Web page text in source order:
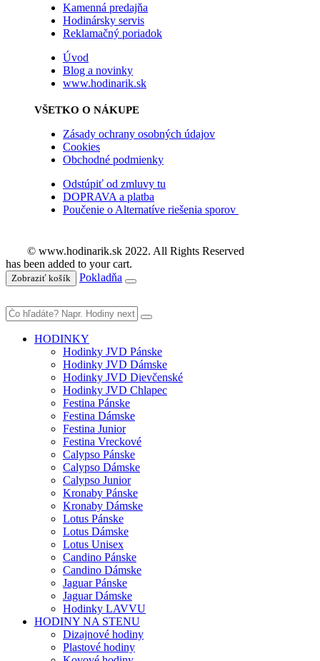
Kamenná predajňa
Hodinársky servis
Reklamačný poriadok
Úvod
Blog a novinky
www.hodinarik.sk
VŠETKO O NÁKUPE
Zásady ochrany osobných údajov
Cookies
Obchodné podmienky
Odstúpiť od zmluvy tu
DOPRAVA a platba
Poučenie o Alternatíve riešenia sporov
© www.hodinarik.sk 2022. All Rights Reserved
has been added to your cart.
Zobraziť košík Pokladňa
HODINKY
Hodinky JVD Pánske
Hodinky JVD Dámske
Hodinky JVD Dievčenské
Hodinky JVD Chlapec
Festina Pánske
Festina Dámske
Festina Junior
Festina Vreckové
Calypso Pánske
Calypso Dámske
Calypso Junior
Kronaby Pánske
Kronaby Dámske
Lotus Pánske
Lotus Dámske
Lotus Unisex
Candino Pánske
Candino Dámske
Jaguar Pánske
Jaguar Dámske
Hodinky LAVVU
HODINY NA STENU
Dizajnové hodiny
Plastové hodiny